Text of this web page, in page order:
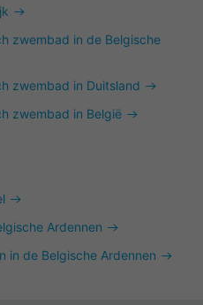
zwembad in de Belgische
zwembad in Duitsland
zwembad in België
Ardennen
in de Belgische Ardennen